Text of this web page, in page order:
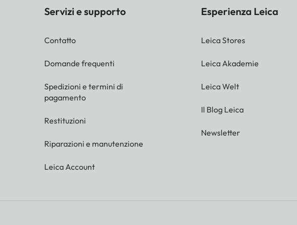
Servizi e supporto
Contatto
Domande frequenti
Spedizioni e termini di
pagamento
Restituzioni
Riparazioni e manutenzione
Leica Account
Esperienza Leica
Leica Stores
Leica Akademie
Leica Welt
Il Blog Leica
Newsletter